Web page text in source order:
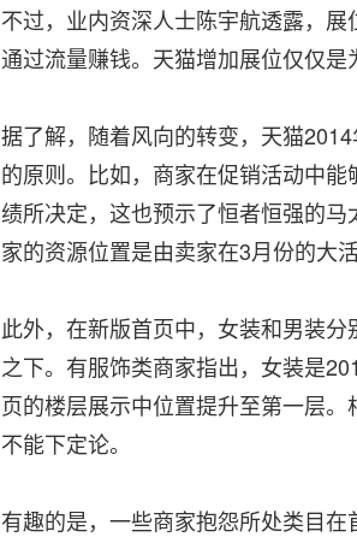
不过，业内资深人士陈宇航透露，
通过流量赚钱。天猫增加展位仅仅
据了解，随着风向的转变，天猫
的原则。比如，商家在促销活动中
绩所决定，这也预示了恒者恒强的
家的资源位置是由卖家在3月份的大
此外，在新版首页中，女装和男装
之下。有服饰类商家指出，女装是
页的楼层展示中位置提升至第一层
不能下定论。
有趣的是，一些商家抱怨所处类目